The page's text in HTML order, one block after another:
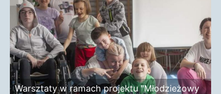
Warsztaty w ramach projektu "Młodzieżowy